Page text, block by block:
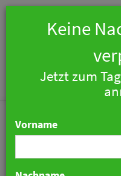
Keine
Jetzt zum
Vorname